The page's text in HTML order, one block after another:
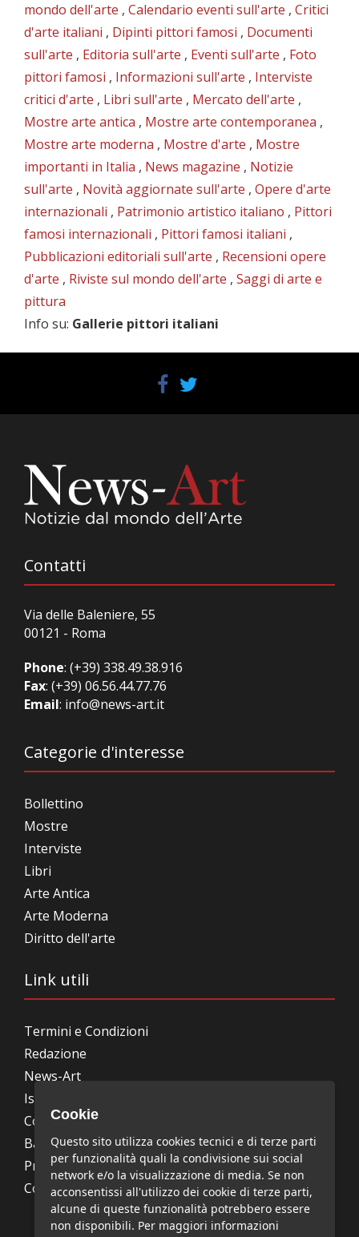
mondo dell'arte , Calendario eventi sull'arte , Critici
d'arte italiani , Dipinti pittori famosi , Documenti
sull'arte , Editoria sull'arte , Eventi sull'arte , Foto
pittori famosi , Informazioni sull'arte , Interviste
critici d'arte , Libri sull'arte , Mercato dell'arte ,
Mostre arte antica , Mostre arte contemporanea ,
Mostre arte moderna , Mostre d'arte , Mostre
importanti in Italia , News magazine , Notizie
sull'arte , Novità aggiornate sull'arte , Opere d'arte
internazionali , Patrimonio artistico italiano , Pittori
famosi internazionali , Pittori famosi italiani ,
Pubblicazioni editoriali sull'arte , Recensioni opere
d'arte , Riviste sul mondo dell'arte , Saggi di arte e
pittura
Info su: Gallerie pittori italiani
Contatti
Via delle Baleniere, 55
00121 - Roma
Phone: (+39) 338.49.38.916
Fax: (+39) 06.56.44.77.76
Email: info@news-art.it
Categorie d'interesse
Bollettino
Mostre
Interviste
Libri
Arte Antica
Arte Moderna
Diritto dell'arte
Link utili
Termini e Condizioni
Redazione
News-Art
Iscrizione alla newsletter
Collabora con noi
Bandi, concorsi, premi
Privacy Policy
Cookie Policy
Cookie
Questo sito utilizza cookies tecnici e di terze parti
per funzionalità quali la condivisione sui social
network e/o la visualizzazione di media. Se non
acconsentissi all'utilizzo dei cookie di terze parti,
alcune di queste funzionalità potrebbero essere
non disponibili. Per maggiori informazioni